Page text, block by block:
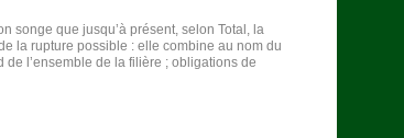
songe que jusqu’à présent, selon Total, la
la rupture possible : elle combine au nom du
l’ensemble de la filière ; obligations de